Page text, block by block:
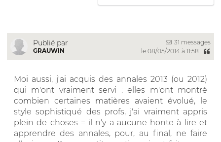
Publié par
GRAUWIN
31 messages
le 08/05/2014 à 11:58
Moi aussi, j'ai acquis des annales 2013 (ou 2012)
qui m'ont vraiment servi : elles m'ont montré
combien certaines matières avaient évolué, le
style sophistiqué des profs, j'ai vraiment appris
plein de choses = il n'y a aucune honte à lire et
apprendre des annales, pour, au final, ne faire